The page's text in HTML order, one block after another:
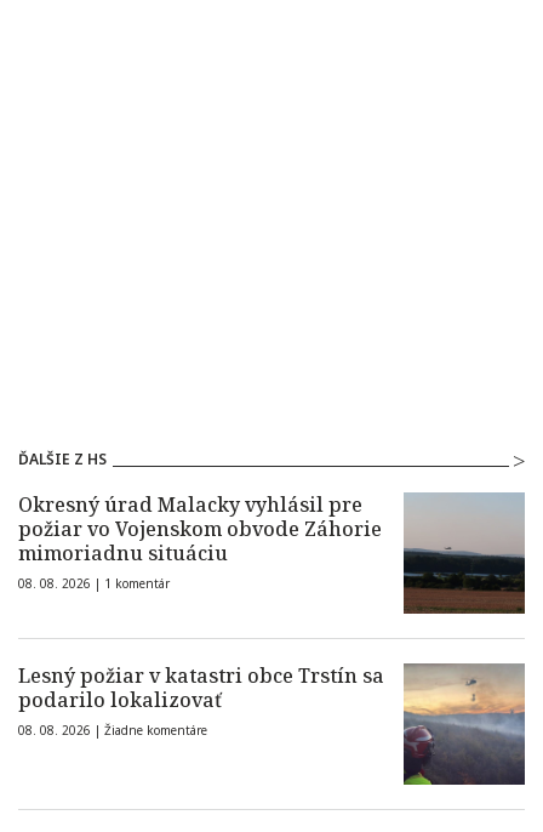
ĎALŠIE Z HS
Okresný úrad Malacky vyhlásil pre
požiar vo Vojenskom obvode Záhorie
mimoriadnu situáciu
08. 08. 2026 | 1 komentár
Lesný požiar v katastri obce Trstín sa
podarilo lokalizovať
08. 08. 2026 | Žiadne komentáre